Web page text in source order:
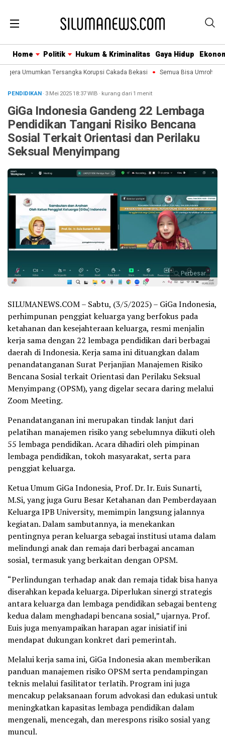
Home Politik Hukum & Kriminalitas Gaya Hidup
Umumkan Tersangka Korupsi Cakada Bekasi Semua Bisa Umroh
PENDIDIKAN· 3 Mei 202518:37WIB · kurang dari 1 menit
GiGa Indonesia Gandeng 22 Lembaga
Pendidikan Tangani Risiko Bencana
Sosial Terkait Orientasi dan Perilaku
Seksual Menyimpang
Perbesar
SILUMANEWS.COM – Sabtu, (3/5/2025) – GiGa Indonesia,
perhimpunan penggiat keluarga yang berfokus pada
ketahanan dan kesejahteraan keluarga, resmi menjalin
kerja sama dengan 22 lembaga pendidikan dari berbagai
daerah di Indonesia. Kerja sama ini dituangkan dalam
penandatanganan Surat Perjanjian Manajemen Risiko
Bencana Sosial terkait Orientasi dan Perilaku Seksual
Menyimpang (OPSM), yang digelar secara daring melalui
Zoom Meeting.
Penandatanganan ini merupakan tindak lanjut dari
pelatihan manajemen risiko yang sebelumnya diikuti oleh
55 lembaga pendidikan. Acara dihadiri oleh pimpinan
lembaga pendidikan, tokoh masyarakat, serta para
penggiat keluarga.
Ketua Umum GiGa Indonesia, Prof. Dr. Ir. Euis Sunarti,
M.Si, yang juga Guru Besar Ketahanan dan Pemberdayaan
Keluarga IPB University, memimpin langsung jalannya
kegiatan. Dalam sambutannya, ia menekankan
pentingnya peran keluarga sebagai institusi utama dalam
melindungi anak dan remaja dari berbagai ancaman
sosial, termasuk yang berkaitan dengan OPSM.
“Perlindungan terhadap anak dan remaja tidak bisa hanya
diserahkan kepada keluarga. Diperlukan sinergi strategis
antara keluarga dan lembaga pendidikan sebagai benteng
kedua dalam menghadapi bencana sosial,” ujarnya. Prof.
Euis juga menyampaikan harapan agar inisiatif ini
mendapat dukungan konkret dari pemerintah.
Melalui kerja sama ini, GiGa Indonesia akan memberikan
panduan manajemen risiko OPSM serta pendampingan
teknis melalui fasilitator terlatih. Program ini juga
mencakup pelaksanaan forum advokasi dan edukasi untuk
meningkatkan kapasitas lembaga pendidikan dalam
mengenali, mencegah, dan merespons risiko sosial yang
muncul.